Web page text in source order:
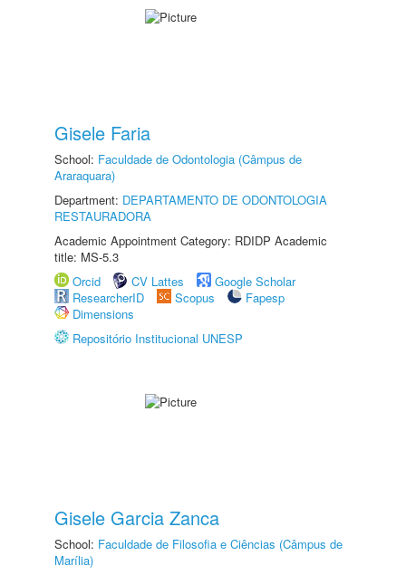
Gisele Faria
School: Faculdade de Odontologia (Câmpus de
Araraquara)
Department: DEPARTAMENTO DE ODONTOLOGIA
RESTAURADORA
Academic Appointment Category: RDIDP Academic
title: MS-5.3
Orcid
CV Lattes
Google Scholar
ResearcherID
Scopus
Fapesp
Dimensions
Repositório Institucional UNESP
Gisele Garcia Zanca
School: Faculdade de Filosofia e Ciências (Câmpus de
Marília)